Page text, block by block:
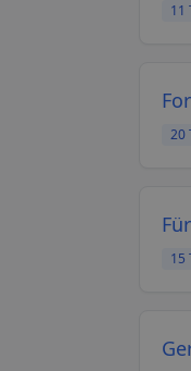
11
20
15